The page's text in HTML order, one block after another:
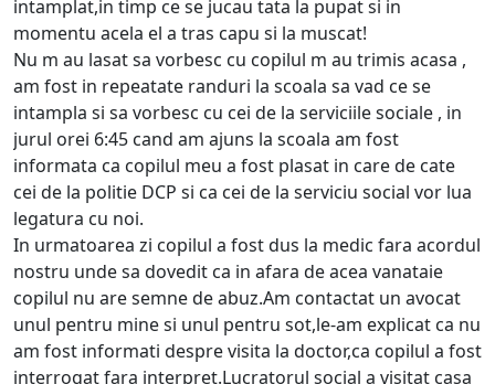
intamplat,in timp ce se jucau tata la pupat si in
momentu acela el a tras capu si la muscat!
Nu m au lasat sa vorbesc cu copilul m au trimis acasa ,
am fost in repeatate randuri la scoala sa vad ce se
intampla si sa vorbesc cu cei de la serviciile sociale , in
jurul orei 6:45 cand am ajuns la scoala am fost
informata ca copilul meu a fost plasat in care de cate
cei de la politie DCP si ca cei de la serviciu social vor lua
legatura cu noi.
In urmatoarea zi copilul a fost dus la medic fara acordul
nostru unde sa dovedit ca in afara de acea vanataie
copilul nu are semne de abuz.Am contactat un avocat
unul pentru mine si unul pentru sot,le-am explicat ca nu
am fost informati despre visita la doctor,ca copilul a fost
interrogat fara interpret.Lucratorul social a visitat casa